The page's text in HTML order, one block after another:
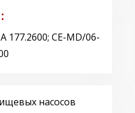
177.2600; CE-MD/06-